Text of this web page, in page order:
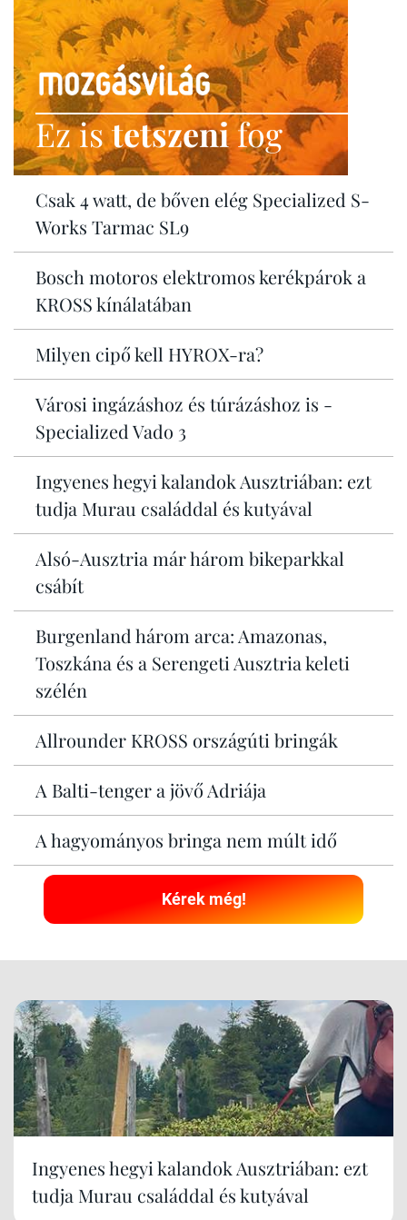
Ez istetszenifog
Csak 4 watt, de bőven elég Specialized S-
Works Tarmac SL9
Bosch motoros elektromos kerékpárok a
KROSS kínálatában
Milyen cipő kell HYROX-ra?
Városi ingázáshoz és túrázáshoz is -
Specialized Vado 3
Ingyenes hegyi kalandok Ausztriában: ezt
tudja Murau családdal és kutyával
Alsó-Ausztria már három bikeparkkal
csábít
Burgenland három arca: Amazonas,
Toszkána és a Serengeti Ausztria keleti
szélén
Allrounder KROSS országúti bringák
A Balti-tenger a jövő Adriája
A hagyományos bringa nem múlt idő
Kérek még!
Ingyenes hegyi kalandok Ausztriában: ezt
tudja Murau családdal és kutyával